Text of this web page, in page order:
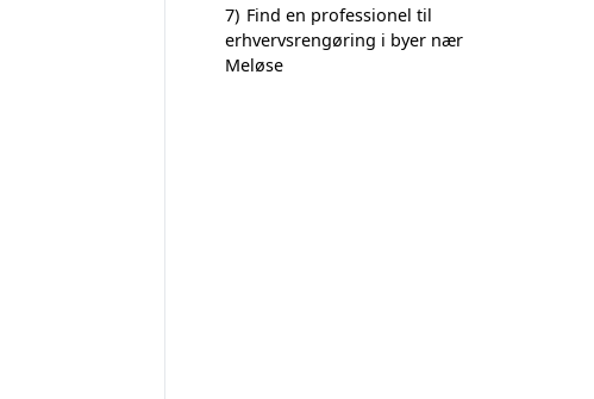
7) Find en professionel til
erhvervsrengøring i byer nær
Meløse